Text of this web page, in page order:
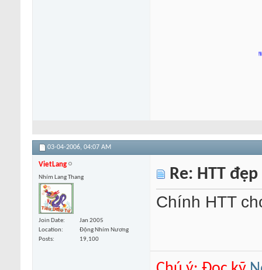
Suối
03-04-2006, 04:07 AM
VietLang
Nhím Lang Thang
Join Date
Jan 2005
Location
Động Nhím Nương
Posts
19,100
Re: HTT
Chính HTT